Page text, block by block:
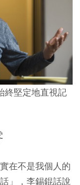
終堅定地直視記
在不是我個人的
」，李錫錕話說